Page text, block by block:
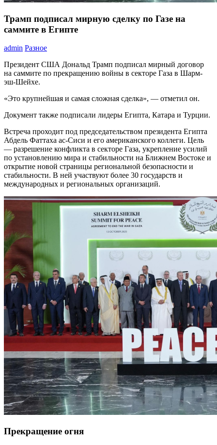
Трамп подписал мирную сделку по Газе на
саммите в Египте
admin Разное
Президент США Дональд Трамп подписал мирный договор
на саммите по прекращению войны в секторе Газа в Шарм-
эш-Шейхе.
«Это крупнейшая и самая сложная сделка», — отметил он.
Документ также подписали лидеры Египта, Катара и Турции.
Встреча проходит под председательством президента Египта
Абдель Фаттаха ас-Сиси и его американского коллеги. Цель
— разрешение конфликта в секторе Газа, укрепление усилий
по установлению мира и стабильности на Ближнем Востоке и
открытие новой страницы региональной безопасности и
стабильности. В ней участвуют более 30 государств и
международных и региональных организаций.
Прекращение огня